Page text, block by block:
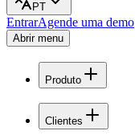
PT
EntrarAgende uma demo
Abrir menu
Produto
Clientes